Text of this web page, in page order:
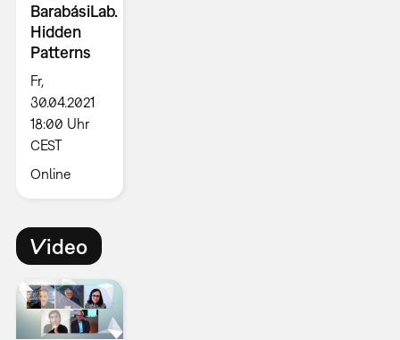
BarabásiLab.
Hidden
Patterns
Fr,
30.04.2021
18:00 Uhr
CEST
Online
Video